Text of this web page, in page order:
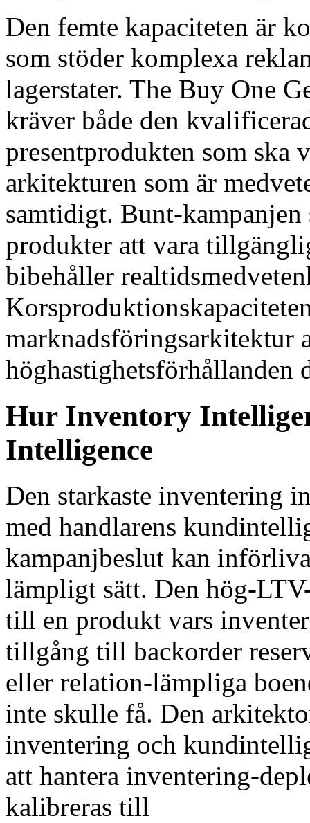
Den femte kapaciteten är
som stöder komplexa
lagerstater. The Buy One
kräver både den
presentprodukten som ska
arkitekturen som är
samtidigt. Bunt-
produkter att vara
bibehåller
höghastighetsförhållanden
Hur Inventory
Intelligence
Den starkaste inventering
med handlarens
kampanjbeslut kan
lämpligt sätt. Den hög-
till en produkt vars
tillgång till backorder
eller relation-lämpliga
inte skulle få. Den
inventering och
att hantera inventering-
kalibreras till